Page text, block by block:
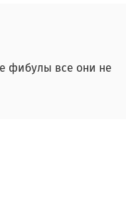
фибулы все они не